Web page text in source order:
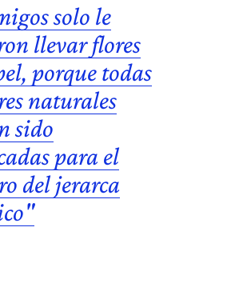
solo le
llevar flores
porque todas
naturales
sido
para el
del jerarca